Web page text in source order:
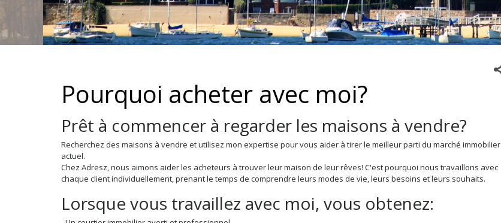
Pourquoi acheter avec moi?
Prêt à commencer à regarder les maisons à vendre?
Recherchez des maisons à vendre et utilisez mon expertise pour vous aider à tirer le meilleur parti du marché immobilier
actuel.
Chez Adresz, nous aimons aider les acheteurs à trouver leur maison de leur rêves! C'est pourquoi nous travaillons avec
chaque client individuellement, prenant le temps de comprendre leurs modes de vie, leurs besoins et leurs souhaits.
Lorsque vous travaillez avec moi, vous obtenez: